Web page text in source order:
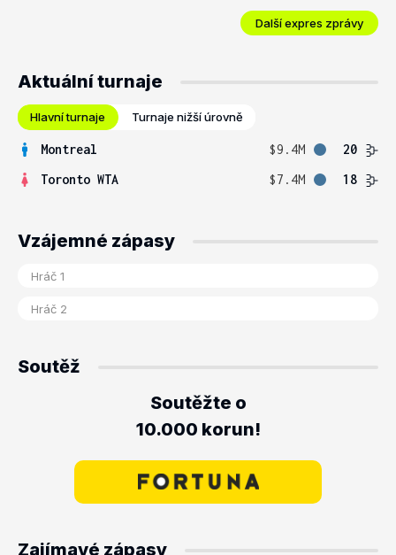
Další expres zprávy
Aktuální turnaje
Hlavní turnaje Turnaje nižší úrovně
Montreal $9.4M
20
Toronto WTA
$7.4M 18
Vzájemné zápasy
Soutěž
Soutěžte o
10.000 korun!
Zajímavé zápasy